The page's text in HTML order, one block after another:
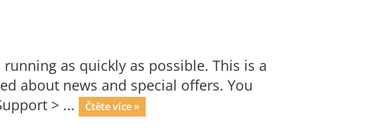
as quickly as possible. This is a
about news and special offers. You
> ...
Čtěte více »